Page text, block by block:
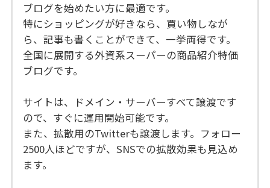
ブログを始めたい方に最適です。
特にショッピングが好きなら、買い物しなが
ら、記事も書くことができて、一挙両得です。
全国に展開する外資系スーパーの商品紹介特価
ブログです。
サイトは、ドメイン・サーバーすべて譲渡です
ので、すぐに運用開始可能です。
また、拡散用のTwitterも譲渡します。フォロー
2500人ほどですが、SNSでの拡散効果も見込め
ます。